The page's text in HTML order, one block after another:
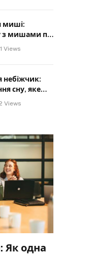
миші:
з мишами по
Views
небіжчик:
сну, яке
Views
Як одна